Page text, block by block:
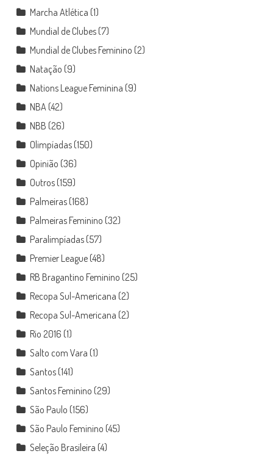
Marcha Atlética (1)
Mundial de Clubes(7)
Mundial de Clubes Feminino (2)
Natação (9)
Nations League Feminina (9)
NBA (42)
NBB (26)
Olimpíadas(150)
Opinião (36)
Outros(159)
Palmeiras(168)
Palmeiras Feminino (32)
Paralimpíadas(57)
Premier League(48)
RB Bragantino Feminino (25)
Recopa Sul-Americana (2)
Recopa Sul-Americana (2)
Rio 2016 (1)
Salto com Vara (1)
Santos(141)
Santos Feminino (29)
São Paulo (156)
São Paulo Feminino (45)
Seleção Brasileira (4)